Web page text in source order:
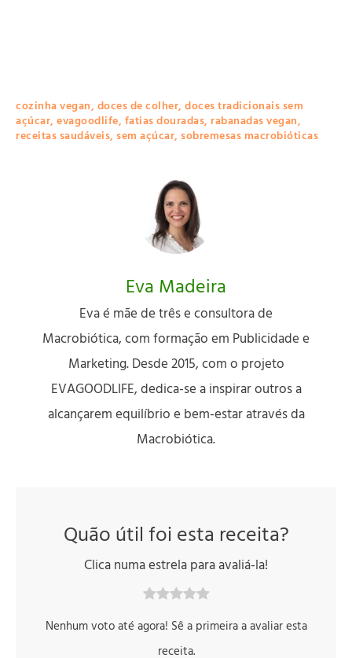
cozinha vegan, doces de colher, doces tradicionais sem
açúcar, evagoodlife, fatias douradas, rabanadas vegan,
receitas saudáveis, sem açúcar, sobremesas macrobióticas
Eva Madeira
Eva é mãe de três e consultora de
Macrobiótica, com formação em Publicidade e
Marketing. Desde 2015, com o projeto
EVAGOODLIFE, dedica-se a inspirar outros a
alcançarem equilíbrio e bem-estar através da
Macrobiótica.
Quão útil foi esta receita?
Clica numa estrela para avaliá-la!
Nenhum voto até agora! Sê a primeira a avaliar esta
receita.